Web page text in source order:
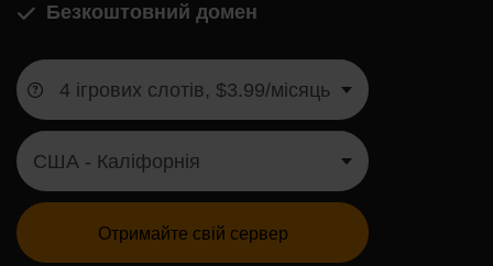
Безкоштовний домен
Отримайте свій сервер